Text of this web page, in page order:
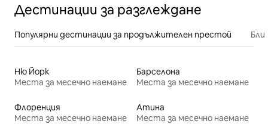
Дестинации за разглеждане
Популярни дестинации за продължителен престой
Ню Йорк
Места за месечно наемане
Барселона
Места за месечно наемане
Флоренция
Места за месечно наемане
Атина
Места за месечно наемане